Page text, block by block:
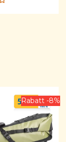
Rabatt -8%